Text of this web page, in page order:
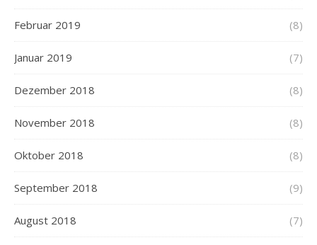
Februar 2019 (8)
Januar 2019 (7)
Dezember 2018 (8)
November 2018 (8)
Oktober 2018 (8)
September 2018 (9)
August 2018 (7)